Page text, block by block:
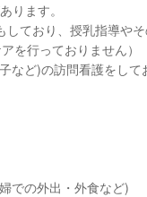
ります。
しており、授乳指導や
を行っておりません）
など)の訪問看護をして
での外出・外食など)